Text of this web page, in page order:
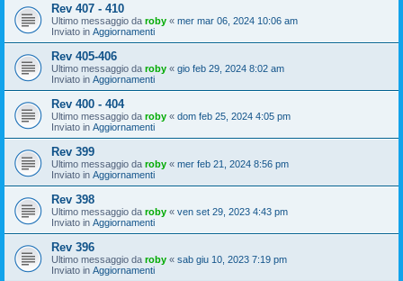
Rev 407 - 410
Ultimo messaggio da roby « mer mar 06, 2024 10:06 am
Inviato in Aggiornamenti
Rev 405-406
Ultimo messaggio da roby « gio feb 29, 2024 8:02 am
Inviato in Aggiornamenti
Rev 400 - 404
Ultimo messaggio da roby « dom feb 25, 2024 4:05 pm
Inviato in Aggiornamenti
Rev 399
Ultimo messaggio da roby « mer feb 21, 2024 8:56 pm
Inviato in Aggiornamenti
Rev 398
Ultimo messaggio da roby « ven set 29, 2023 4:43 pm
Inviato in Aggiornamenti
Rev 396
Ultimo messaggio da roby « sab giu 10, 2023 7:19 pm
Inviato in Aggiornamenti